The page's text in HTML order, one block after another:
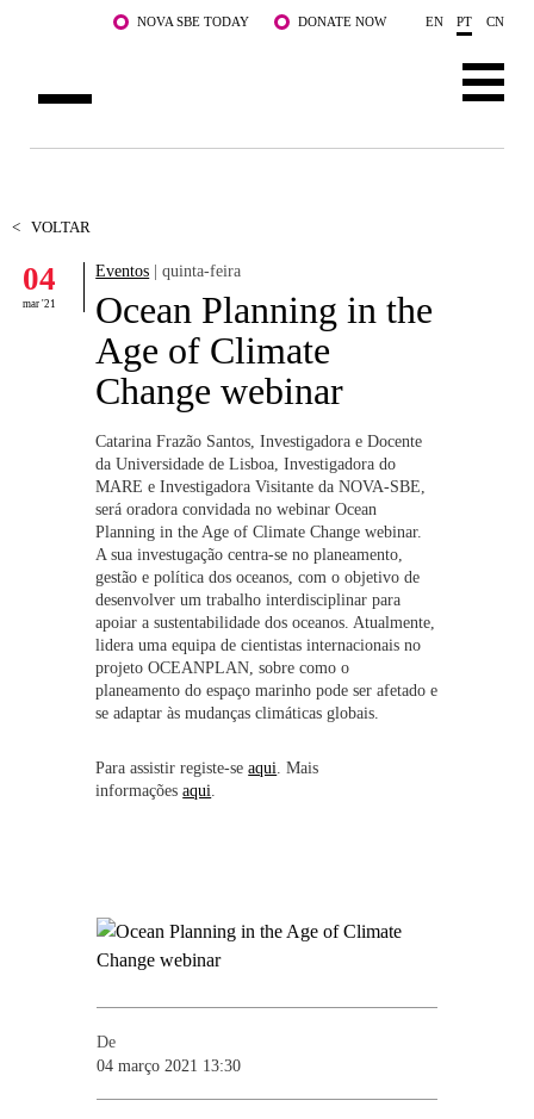
Saltar para o conteúdo principalNOVA SBE TODAY DONATE NOW EN PT CN
DOCENTES E INVESTIGAÇÃO
COMUNIDADE
LIFE AT NOVA SBE
WHAT'S HAPPENING
< VOLTAR
04
mar '21
Eventos | quinta-feira
Ocean Planning in the
Age of Climate
Change webinar
Catarina Frazão Santos, Investigadora e Docente
da Universidade de Lisboa, Investigadora do
MARE e Investigadora Visitante da NOVA-SBE,
será oradora convidada no webinar Ocean
Planning in the Age of Climate Change webinar.
A sua investugação centra-se no planeamento,
gestão e política dos oceanos, com o objetivo de
desenvolver um trabalho interdisciplinar para
apoiar a sustentabilidade dos oceanos. Atualmente,
lidera uma equipa de cientistas internacionais no
projeto OCEANPLAN, sobre como o
planeamento do espaço marinho pode ser afetado e
se adaptar às mudanças climáticas globais.
Para assistir registe-seaqui . Mais
informaçõesaqui
De
04 março 2021 13:30